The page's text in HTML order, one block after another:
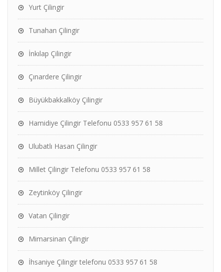
Yurt Çilingir
Tunahan Çilingir
İnkılap Çilingir
Çınardere Çilingir
Büyükbakkalköy Çilingir
Hamidiye Çilingir Telefonu 0533 957 61 58
Ulubatlı Hasan Çilingir
Millet Çilingir Telefonu 0533 957 61 58
Zeytinköy Çilingir
Vatan Çilingir
Mimarsinan Çilingir
İhsaniye Çilingir telefonu 0533 957 61 58